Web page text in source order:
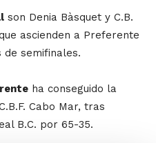
son Denia Bàsquet y C.B.
ascienden a Preferente
semifinales.
ha conseguido la
Cabo Mar, tras
B.C. por 65-35.